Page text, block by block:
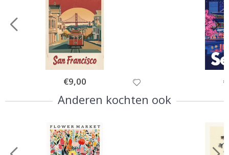
Special
Price
€9,00
Anderen kochten ook